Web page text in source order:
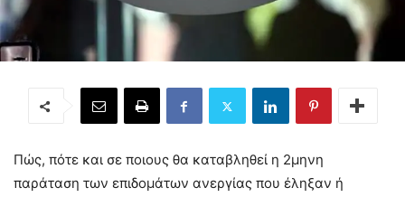
Πώς, πότε και σε ποιους θα καταβληθεί η 2μηνη
παράταση των επιδομάτων ανεργίας που έληξαν ή